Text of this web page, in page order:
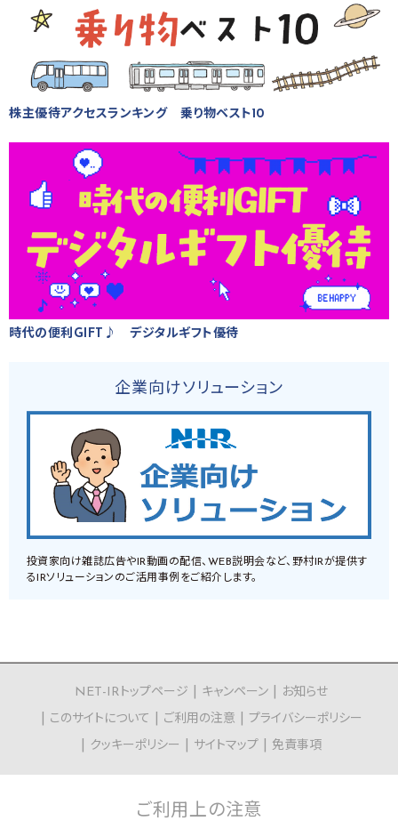
株主優待アクセスランキング 乗り物ベスト10
時代の便利GIFT♪ デジタルギフト優待
企業向けソリューション
投資家向け雑誌広告やIR動画の配信、WEB説明会など、野村IRが提供す
るIRソリューションのご活用事例をご紹介します。
NET-IRトップページ キャンペーン
お知らせ
このサイトについて
ご利用の注意
プライバシーポリシー
クッキーポリシー
サイトマップ 免責事項
ご利用上の注意